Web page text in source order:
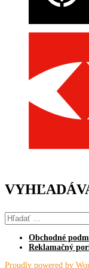
Hľadať:
Obchodné
Reklamačný
Proudly powered by